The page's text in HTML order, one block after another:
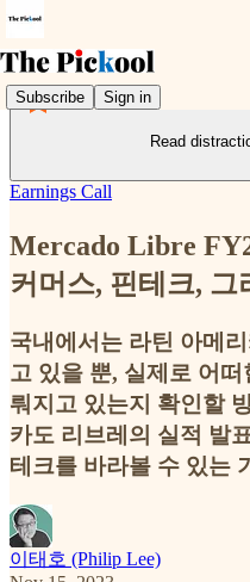
Subscribe Sign in
Read
Earnings Call
Mercado Libre
커머스, 핀테크, 그
국내에서는 라틴 아메
고 있을 뿐, 실제로 어떠
뤄지고 있는지 확인할
카도 리브레의 실적 발
테크를 바라볼 수 있는
이태호 (Philip Lee)